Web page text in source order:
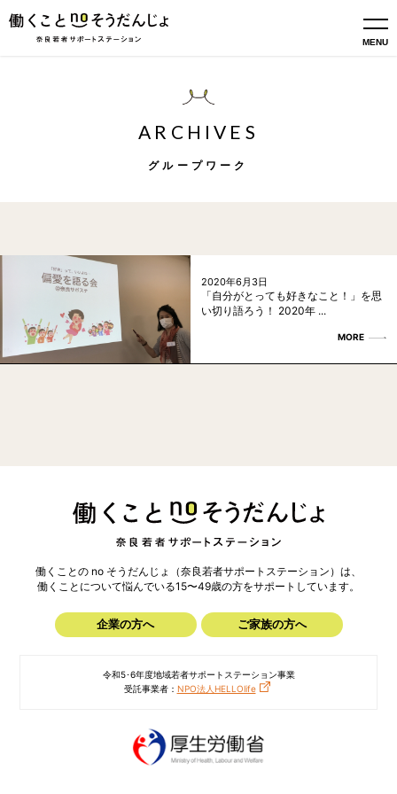
MENU
ARCHIVES
グループワーク
2020年6月3日
「自分がとっても好きなこと！」を思
い切り語ろう！ 2020年 ...
MORE
働くことの no そうだんじょ（奈良若者サポートステーション）は、
働くことについて悩んでいる15〜49歳の方をサポートしています。
企業の方へ ご家族の方へ
令和5･6年度地域若者サポートステーション事業
受託事業者： NPO法人HELLOlife